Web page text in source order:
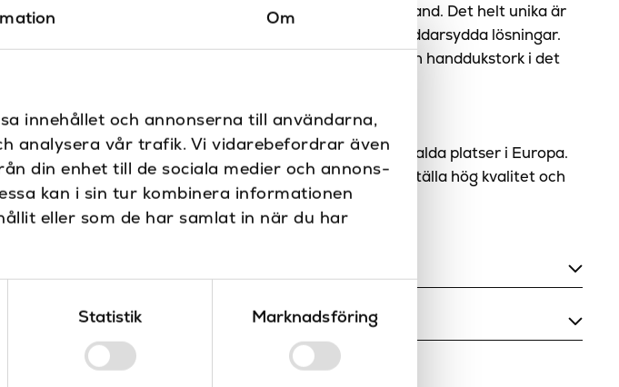
Om
innehållet och annonserna till användarna,
analysera vår trafik. Vi vidarebefordrar även
din enhet till de sociala medier och annons-
kan i sin tur kombinera informationen
eller som de har samlat in när du har
Statistik Marknadsföring
högsta möjliga kvalitet, de tillverkas för hand i England. Det helt unika är
möjligheten att göra specialanpassningar och skräddarsydda lösningar.
Välj själv vilken design du vill ha så tillverkars just din handdukstork i det
Sanova – Design & kvalitet för dig!
Sanova är distributör för varumärken från olika utvalda platser i Europa.
Våra produkter är noga utvalda för att alltid säkerställa hög kvalitet och
design.
Diameter (mm)
700, 800, 900
Djup (mm)
1000, 800, 900
Dokument
Ritning Orion
Ritning väggfäste